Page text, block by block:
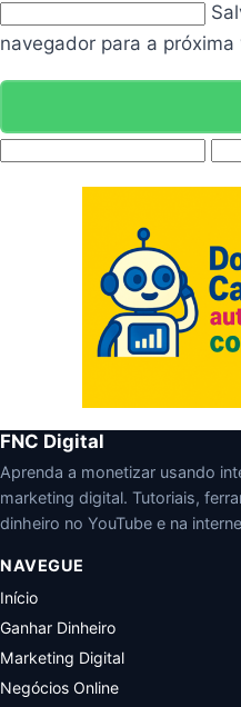
navegador para a
FNC Digital
Aprenda a monetizar usando
marketing digital. Tutoriais,
dinheiro no YouTube e na
NAVEGUE
Início
Ganhar Dinheiro
Marketing Digital
Negócios Online